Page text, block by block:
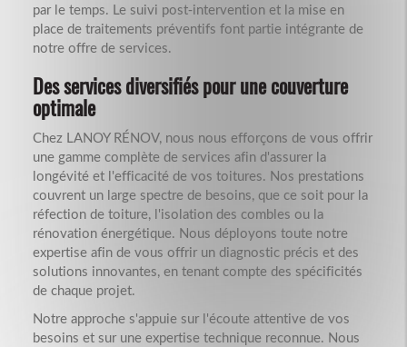
par le temps. Le suivi post-intervention et la mise en
place de traitements préventifs font partie intégrante de
notre offre de services.
Des services diversifiés pour une couverture
optimale
Chez LANOY RÉNOV, nous nous efforçons de vous offrir
une gamme complète de services afin d'assurer la
longévité et l'efficacité de vos toitures. Nos prestations
couvrent un large spectre de besoins, que ce soit pour la
réfection de toiture, l'isolation des combles ou la
rénovation énergétique. Nous déployons toute notre
expertise afin de vous offrir un diagnostic précis et des
solutions innovantes, en tenant compte des spécificités
de chaque projet.
Notre approche s'appuie sur l'écoute attentive de vos
besoins et sur une expertise technique reconnue. Nous